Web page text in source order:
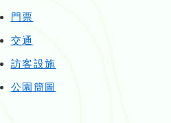
門票
交通
訪客設施
公園簡圖